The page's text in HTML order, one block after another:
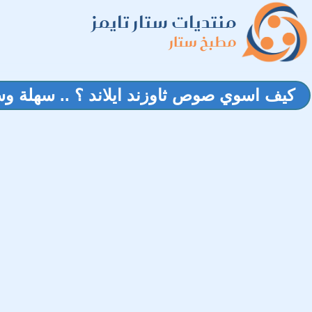
منتديات ستار تايمز
مطبخ ستار
كيف اسوي صوص ثاوزند ايلاند ؟ .. سهلة